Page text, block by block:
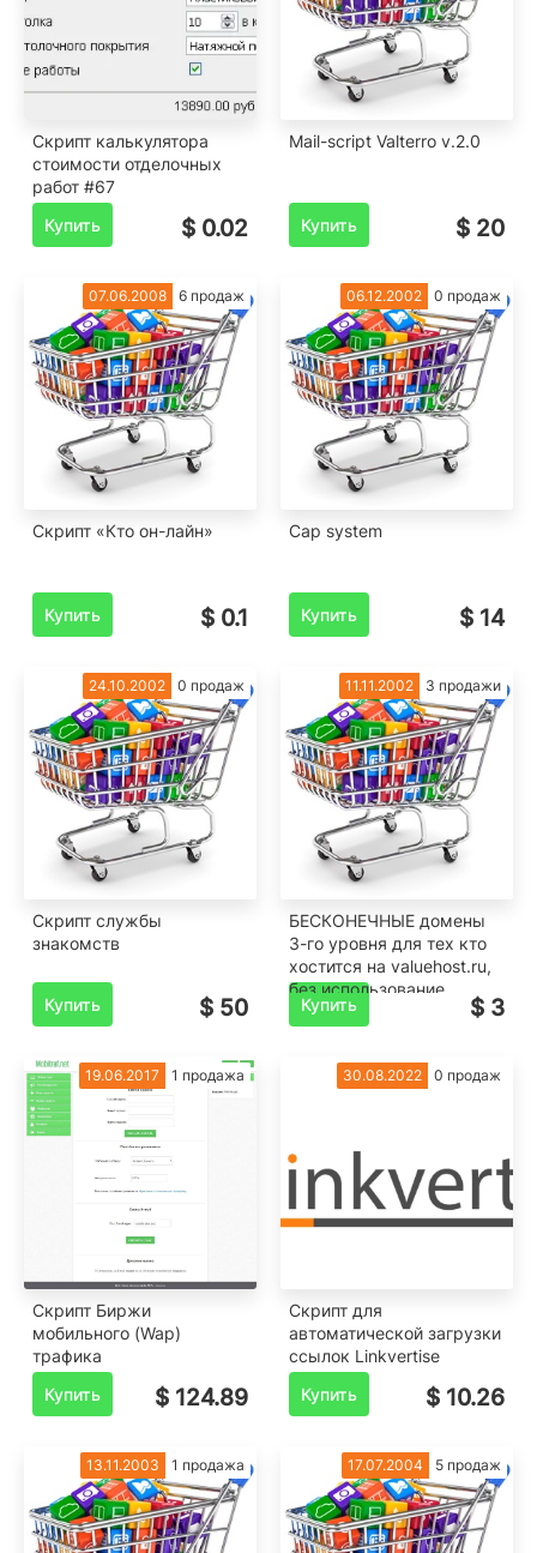
Скрипт калькулятора
стоимости отделочных
работ #67
Купить
$ 0.02
Mail-script Valterro v.2.0
Купить $ 20
07.06.2008 6 продаж
Скрипт «Кто он-лайн»
Купить $ 0.1
06.12.2002 0 продаж
Cap system
Купить $ 14
24.10.2002 0 продаж
Скрипт службы
знакомств
Купить $ 50
11.11.2002 3 продажи
БЕСКОНЕЧНЫЕ домены
3-го уровня для тех кто
хостится на valuehost.ru,
без использование
фреймов!!!
Купить $ 3
19.06.2017 1 продажа
Скрипт Биржи
мобильного (Wap)
трафика
Купить
$ 124.89
30.08.2022 0 продаж
Скрипт для
автоматической загрузки
ссылок Linkvertise
Купить
$ 10.26
13.11.2003 1 продажа 17.07.2004 5 продаж